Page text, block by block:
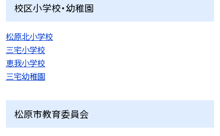
校区小学校・幼稚園
松原北小学校
三宅小学校
恵我小学校
三宅幼稚園
松原市教育委員会